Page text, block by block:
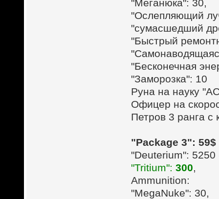
"Меганюка": 30,
"Ослепляющий
"сумасшедший
"Быстрый
"Бесконечная
"Заморозка": 10
Руна на науку
Офицер на
Петров 3 ранга c
"Package 3": 59$
"Deuterium":
"Tritium":300,
Ammunition:
"MegaNuke": 30,